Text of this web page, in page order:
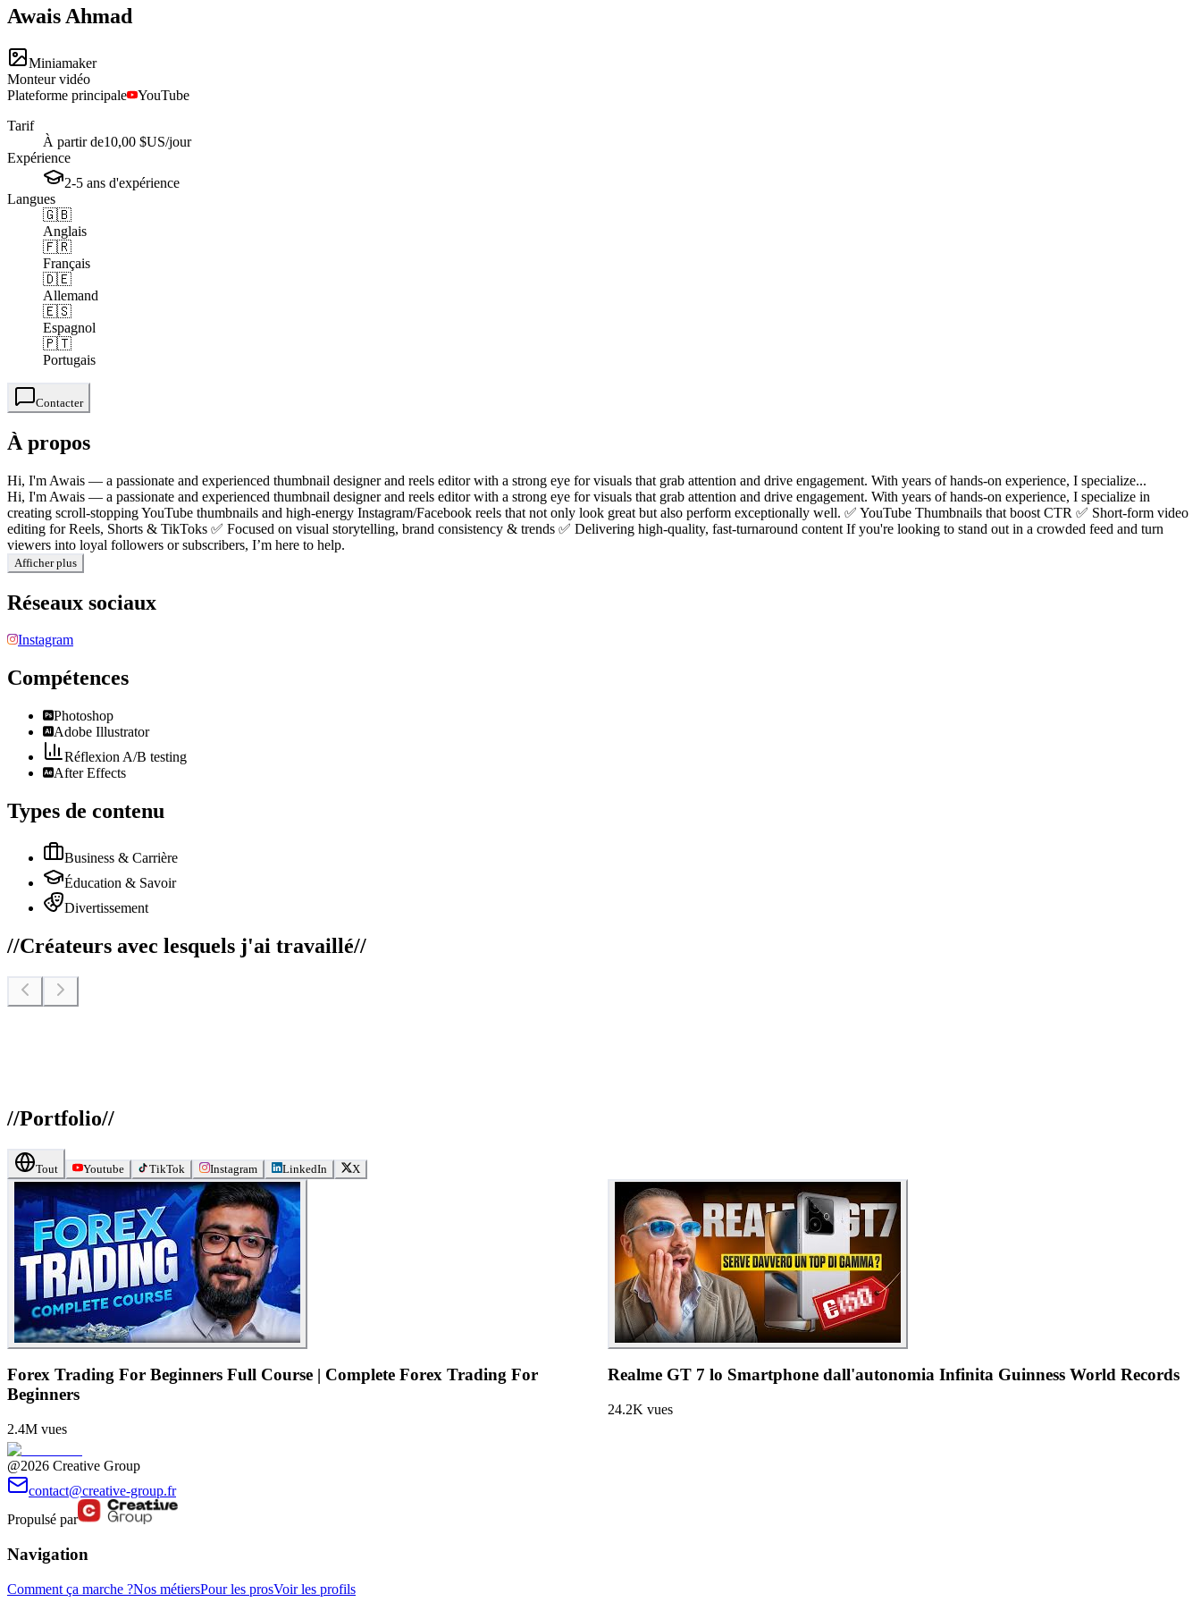
Awais Ahmad
Miniamaker
Monteur vidéo
Plateforme principale
YouTube
Tarif
À partir de10,00 $US/jour
Expérience
2-5 ans d'expérience
Langues
🇬🇧
Anglais
🇫🇷
Français
🇩🇪
Allemand
🇪🇸
Espagnol
🇵🇹
Portugais
Contacter
À propos
Hi, I'm Awais — a passionate and experienced thumbnail designer and reels editor with a strong eye for visuals that grab attention and drive engagement. With years of hands-on experience, I specialize...
Hi, I'm Awais — a passionate and experienced thumbnail designer and reels editor with a strong eye for visuals that grab attention and drive engagement. With years of hands-on experience, I specialize in
creating scroll-stopping YouTube thumbnails and high-energy Instagram/Facebook reels that not only look great but also perform exceptionally well. ✅ YouTube Thumbnails that boost CTR ✅ Short-form video
editing for Reels, Shorts & TikToks ✅ Focused on visual storytelling, brand consistency & trends ✅ Delivering high-quality, fast-turnaround content If you're looking to stand out in a crowded feed and turn
viewers into loyal followers or subscribers, I’m here to help.
Afficher plus
Réseaux sociaux
Instagram
Compétences
Photoshop
Adobe Illustrator
Réflexion A/B testing
After Effects
Types de contenu
Business & Carrière
Éducation & Savoir
Divertissement
//Créateurs avec lesquels j'ai travaillé//
//Portfolio//
Tout Youtube TikTok Instagram LinkedIn X
Forex Trading For Beginners Full Course | Complete Forex Trading For
Beginners
2.4M vues
Realme GT 7 lo Smartphone dall'autonomia Infinita Guinness World Records
24.2K vues
@2026 Creative Group
contact@creative-group.fr
Propulsé par
Navigation
Comment ça marche ?Nos métiersPour les prosVoir les profils